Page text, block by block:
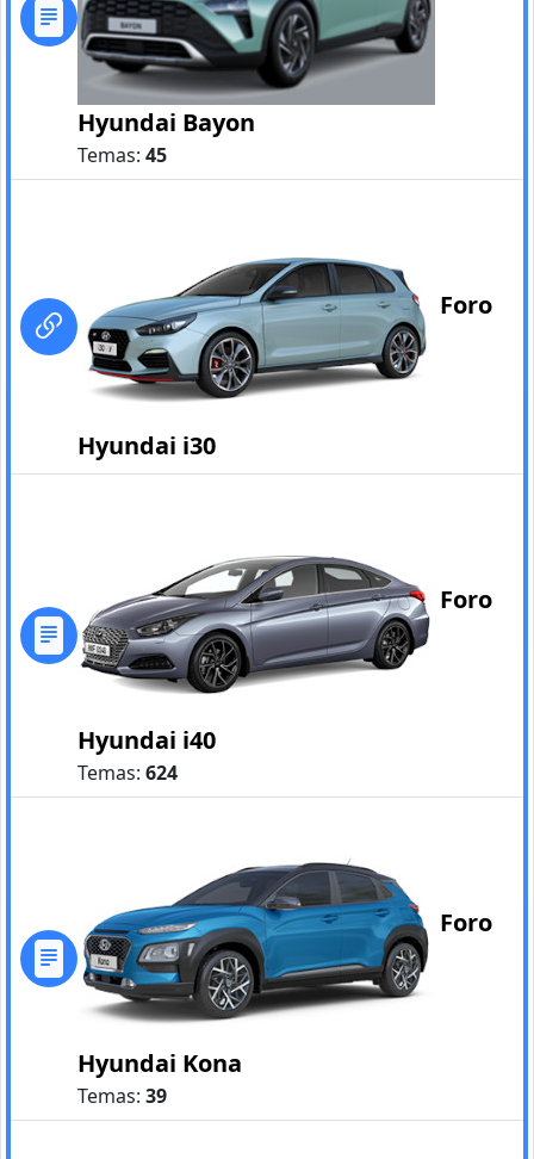
Hyundai Bayon
Temas: 45
Foro
Hyundai i30
Foro
Hyundai i40
Temas: 624
Foro
Hyundai Kona
Temas: 39